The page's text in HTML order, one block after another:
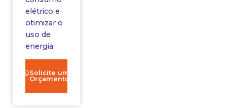
elétrico e
otimizar o
uso de
energia.
Solicite um
Orçamento